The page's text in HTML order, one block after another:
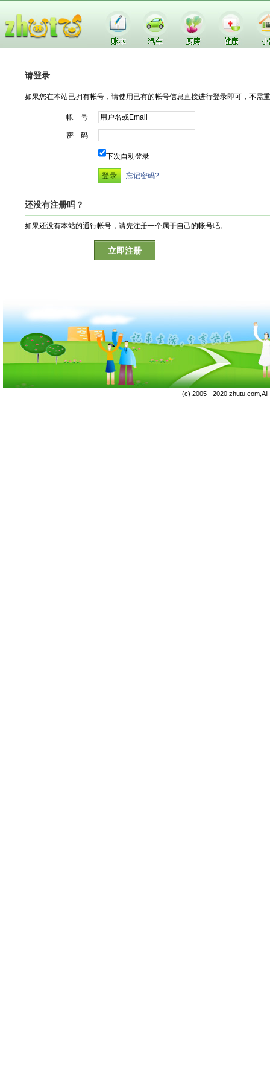
请登录
如果您在本站已拥有帐号，请使用已有的帐号信息直接进行登录即可，不需
帐 号
密 码
下次自动登录
忘记密码?
还没有注册吗？
如果还没有本站的通行帐号，请先注册一个属于自己的帐号吧。
立即注册
(c) 2005 - 2020